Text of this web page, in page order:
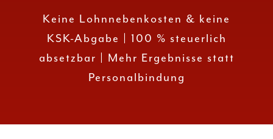
Keine Lohnnebenkosten & keine
KSK-Abgabe | 100 % steuerlich
absetzbar | Mehr Ergebnisse statt
Personalbindung